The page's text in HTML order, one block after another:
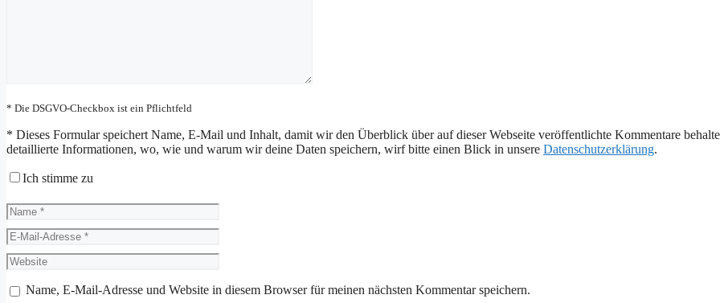
* Die DSGVO-Checkbox ist ein Pflichtfeld
* Dieses Formular speichert Name, E-Mail und Inhalt, damit wir den Überblick über auf dieser Webseite veröffentlichte Kommentare
detaillierte Informationen, wo, wie und warum wir deine Daten speichern, wirf bitte einen Blick in unsere Datenschutzerklärung.
Ich stimme zu
Name
E-
Mail-
Adresse
Website
Name, E-Mail-Adresse und Website in diesem Browser für meinen nächsten Kommentar speichern.